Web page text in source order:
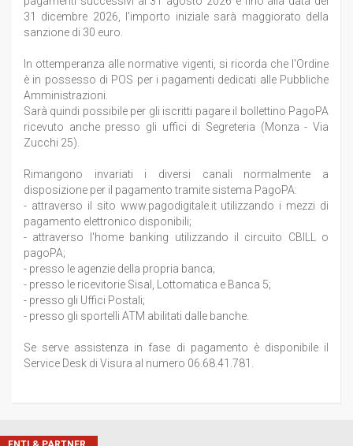
31 dicembre 2026, l'importo iniziale sarà maggiorato della
sanzione di 30 euro.
In ottemperanza alle normative vigenti, si ricorda che l'Ordine
è in possesso di POS per i pagamenti dedicati alle Pubbliche
Amministrazioni.
Sarà quindi possibile per gli iscritti pagare il bollettino PagoPA
ricevuto anche presso gli uffici di Segreteria (Monza - Via
Zucchi 25).
Rimangono invariati i diversi canali normalmente a
disposizione per il pagamento tramite sistema PagoPA:
- attraverso il sito www.pagodigitale.it utilizzando i mezzi di
pagamento elettronico disponibili;
- attraverso l'home banking utilizzando il circuito CBILL o
pagoPA;
- presso le agenzie della propria banca;
- presso le ricevitorie Sisal, Lottomatica e Banca 5;
- presso gli Uffici Postali;
- presso gli sportelli ATM abilitati dalle banche.
Se serve assistenza in fase di pagamento è disponibile il
Service Desk di Visura al numero 06.68.41.781.